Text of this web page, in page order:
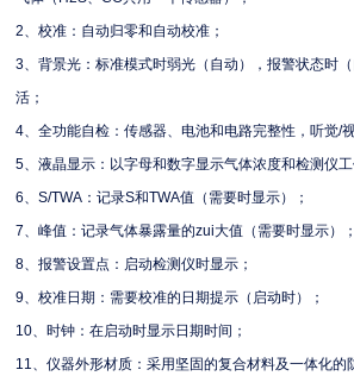
2、校准：自动归零和自动校准；
3、背景光：标准模式时弱光（自动），报警状态时
活；
4、全功能自检：传感器、电池和电路完整性，听觉/
5、液晶显示：以字母和数字显示气体浓度和检测仪工
6、S/TWA：记录S和TWA值（需要时显示）；
7、峰值：记录气体暴露量的zui大值（需要时显示）；
8、报警设置点：启动检测仪时显示；
9、校准日期：需要校准的日期提示（启动时）；
10、时钟：在启动时显示日期时间；
11、仪器外形材质：采用坚固的复合材料及一体化的